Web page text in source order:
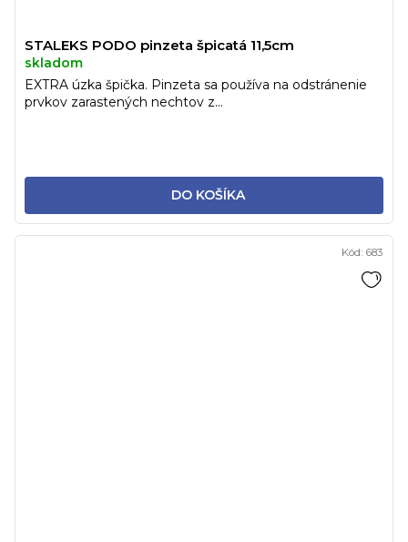
STALEKS PODO pinzeta špicatá 11,5cm
skladom
DO KOŠÍKA
EXTRA úzka špička. Pinzeta sa používa na odstránenie
prvkov zarastených nechtov z...
Kód: 683